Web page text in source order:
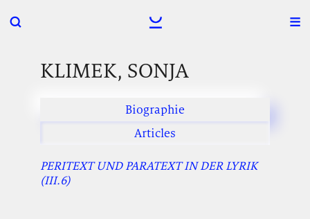
KLIMEK, SONJA
Biographie
Articles
PERITEXT UND PARATEXT IN DER LYRIK
(III.6)